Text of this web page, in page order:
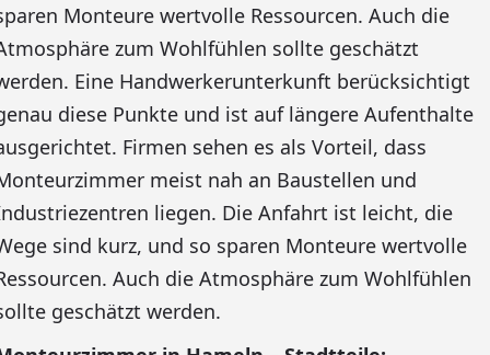
Monteure wertvolle Ressourcen. Auch die
zum Wohlfühlen sollte geschätzt
Eine Handwerkerunterkunft berücksichtigt
diese Punkte und ist auf längere Aufenthalte
Firmen sehen es als Vorteil, dass
meist nah an Baustellen und
liegen. Die Anfahrt ist leicht, die
sind kurz, und so sparen Monteure wertvolle
Auch die Atmosphäre zum Wohlfühlen
geschätzt werden.